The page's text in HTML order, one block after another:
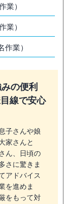
業）
業）
作業）
の便利
線で安心
子さんや娘
家さんと
ん、日頃の
さに驚きま
アドバイス
を進めま
をもって対